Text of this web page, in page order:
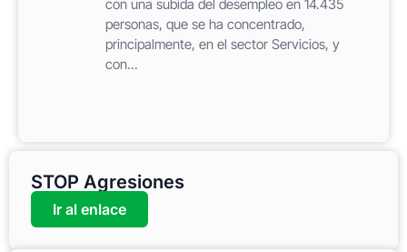
con una subida del desempleo en 14.435
personas, que se ha concentrado,
principalmente, en el sector Servicios, y
con...
STOP Agresiones
Ir al enlace